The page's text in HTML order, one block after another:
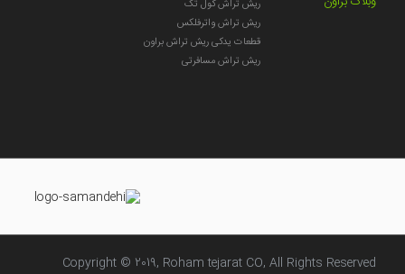
ریش تراش کول تک
ریش تراش واترفلکس
قطعات یدکی ریش تراش براون
ریش تراش مسافرتی
Copyright © 2019, Roham tejarat CO, All Rights Reserved